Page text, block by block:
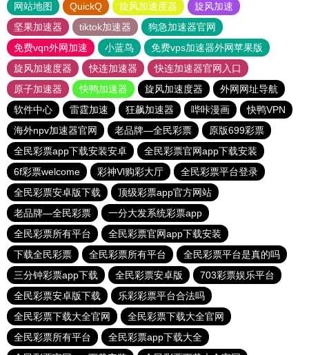
网站地图 QuickQ 旋风加速度器
旋风加速
坚果加速器
tiktok加速器
狗急加速器官网
免费vqn外网加速
小蓝鸟
免费vps加速器外网苹果版
旋风加速度器
快连加速器
快连加速器官网入口
原子加速器
快鸭加速器 旋风加速度器
外网网址导航
软件中心
雷霆加速 狂飙加速器 哔咔漫画
快鸭VPN
海外npv加速器官网
老品牌—全民彩票
原版699彩票
全民彩票app下载安装安卓
全民彩票官网app下载安装
6f彩票welcome
彩神Vl购彩大厅
全民彩票平台登录
全民彩票安卓版下载
顶级彩票app官方网站
老品牌—全民彩票
一分大发系统彩票app
全民彩票所有平台
全民彩票官网app下载安装
下载全民彩票
全民彩票所有平台
全民彩票平台是真的吗
三分钟彩票app下载
全民彩票安卓版
703彩票娱乐平台
全民彩票安卓版下载
乐彩彩票平台合法吗
全民彩票下载大全官网
全民彩票下载大全官网
全民彩票所有平台
全民彩票app下载大全